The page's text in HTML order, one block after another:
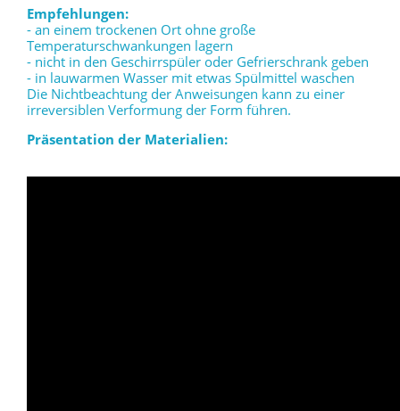
Empfehlungen:
- an einem trockenen Ort ohne große
Temperaturschwankungen lagern
- nicht in den Geschirrspüler oder Gefrierschrank geben
- in lauwarmen Wasser mit etwas Spülmittel waschen
Die Nichtbeachtung der Anweisungen kann zu einer
irreversiblen Verformung der Form führen.
Präsentation der Materialien: